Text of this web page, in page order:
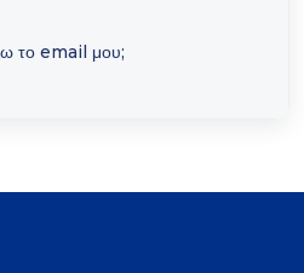
το email μου;